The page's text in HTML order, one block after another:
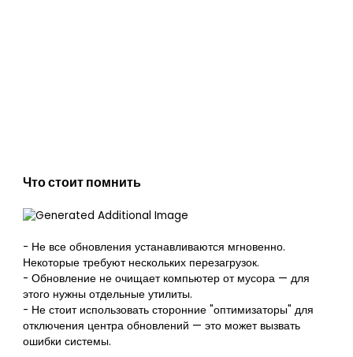
Что стоит помнить
- Не все обновления устанавливаются мгновенно.
Некоторые требуют нескольких перезагрузок.
- Обновление не очищает компьютер от мусора — для
этого нужны отдельные утилиты.
- Не стоит использовать сторонние "оптимизаторы" для
отключения центра обновлений — это может вызвать
ошибки системы.